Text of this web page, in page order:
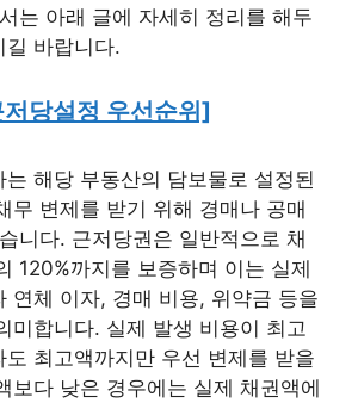
는 아래 글에 자세히 정리를 해두
길 바랍니다.
당설정 우선순위]
는 해당 부동산의 담보물로 설정된
무 변제를 받기 위해 경매나 공매
니다. 근저당권은 일반적으로 채
120%까지를 보증하며 이는 실제
연체 이자, 경매 비용, 위약금 등을
미합니다. 실제 발생 비용이 최고
도 최고액까지만 우선 변제를 받을
보다 낮은 경우에는 실제 채권액에